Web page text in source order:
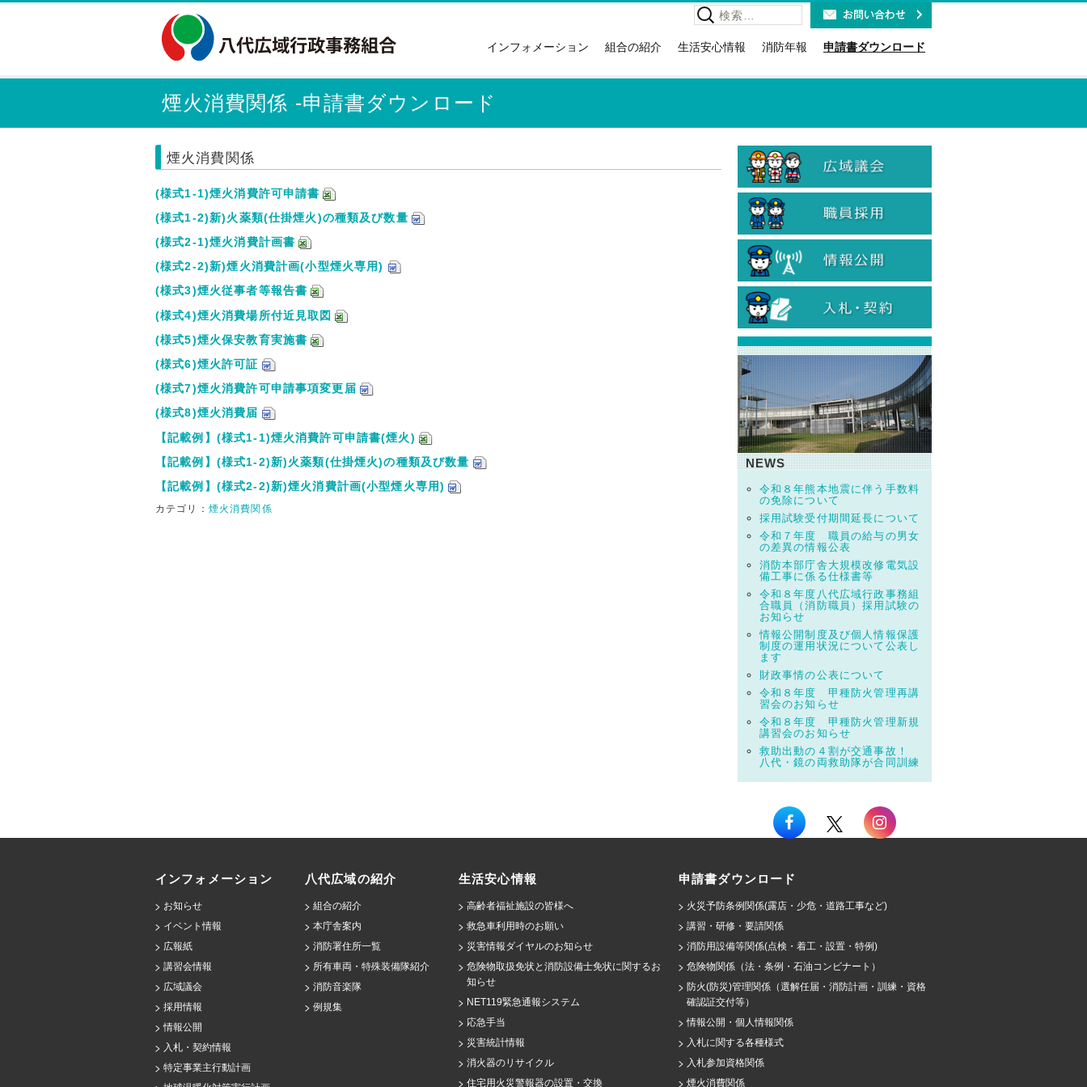
インフォメーション 組合の紹介 生活安心情報
関するお知らせ
NET119緊急通報システム
消火器のリサイクル
住宅用火災警報器の設置・交換
ホテル・旅館等に対する表示制度
ガソリン等の適切な取扱について
違反対象物の公表制度
訪日外国人のための救急車利用ガイ
消防年報 申請書ダウンロード
消防用設備等関係(点検・着工・設
危険物関係（法・条例・石油コンビ
計画・訓練・資格確認証交付等）
情報公開・個人情報関係
入札に関する各種様式
入札参加資格関係
煙火消費関係
患者等搬送事業者関係
検
索:
煙火消費関係 -申請書ダウンロード
煙火消費関係
(様式1-1)煙火消費許可申請書
(様式1-2)新)火薬類(仕掛煙火)の種類及び数量
(様式2-1)煙火消費計画書
(様式2-2)新)煙火消費計画(小型煙火専用)
(様式3)煙火従事者等報告書
(様式4)煙火消費場所付近見取図
(様式5)煙火保安教育実施書
(様式6)煙火許可証
(様式7)煙火消費許可申請事項変更届
(様式8)煙火消費届
【記載例】(様式1-1)煙火消費許可申請書(煙火)
【記載例】(様式1-2)新)火薬類(仕掛煙火)の種類及び数量
【記載例】(様式2-2)新)煙火消費計画(小型煙火専用)
カテゴリ： 煙火消費関係
NEWS
令和８年熊本地震に伴う手数料
の免除について
採用試験受付期間延長について
令和７年度 職員の給与の男女
の差異の情報公表
消防本部庁舎大規模改修電気設
備工事に係る仕様書等
令和８年度八代広域行政事務組
合職員（消防職員）採用試験の
お知らせ
情報公開制度及び個人情報保護
制度の運用状況について公表し
ます
財政事情の公表について
令和８年度 甲種防火管理再講
習会のお知らせ
令和８年度 甲種防火管理新規
講習会のお知らせ
救助出動の４割が交通事故！
八代・鏡の両救助隊が合同訓練
インフォメーション
お知らせ
イベント情報
広報紙
講習会情報
広域議会
採用情報
情報公開
入札・契約情報
特定事業主行動計画
八代広域の紹介
組合の紹介
本庁舎案内
消防署住所一覧
所有車両・特殊装備隊紹介
消防音楽隊
例規集
生活安心情報
高齢者福祉施設の皆様へ
救急車利用時のお願い
災害情報ダイヤルのお知らせ
危険物取扱免状と消防設備士免状に関するお
知らせ
NET119緊急通報システム
応急手当
災害統計情報
消火器のリサイクル
住宅用火災警報器の設置・交換
申請書ダウンロード
火災予防条例関係(露店・少危・道路工事など)
講習・研修・要請関係
消防用設備等関係(点検・着工・設置・特例)
危険物関係（法・条例・石油コンビナート）
防火(防災)管理関係（選解任届・消防計画・訓練・資格
確認証交付等）
情報公開・個人情報関係
入札に関する各種様式
入札参加資格関係
煙火消費関係